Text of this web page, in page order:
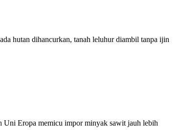
hutan dihancurkan, tanah leluhur diambil tanpa ijin
Uni Eropa memicu impor minyak sawit jauh lebih